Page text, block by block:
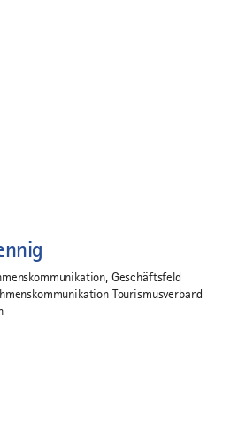
Geschäftsfeld
Tourismusverband